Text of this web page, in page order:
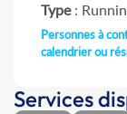
Type:
Personnes à
calendrier ou
Services